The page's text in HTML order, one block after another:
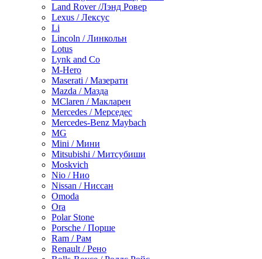
Land Rover /Лэнд Ровер
Lexus / Лексус
Li
Lincoln / Линкольн
Lotus
Lynk and Co
M-Hero
Maserati / Мазерати
Mazda / Мазда
MClaren / Макларен
Mercedes / Мерседес
Mercedes-Benz Maybach
MG
Mini / Мини
Mitsubishi / Митсубиши
Moskvich
Nio / Нио
Nissan / Ниссан
Omoda
Ora
Polar Stone
Porsche / Порше
Ram / Рам
Renault / Рено